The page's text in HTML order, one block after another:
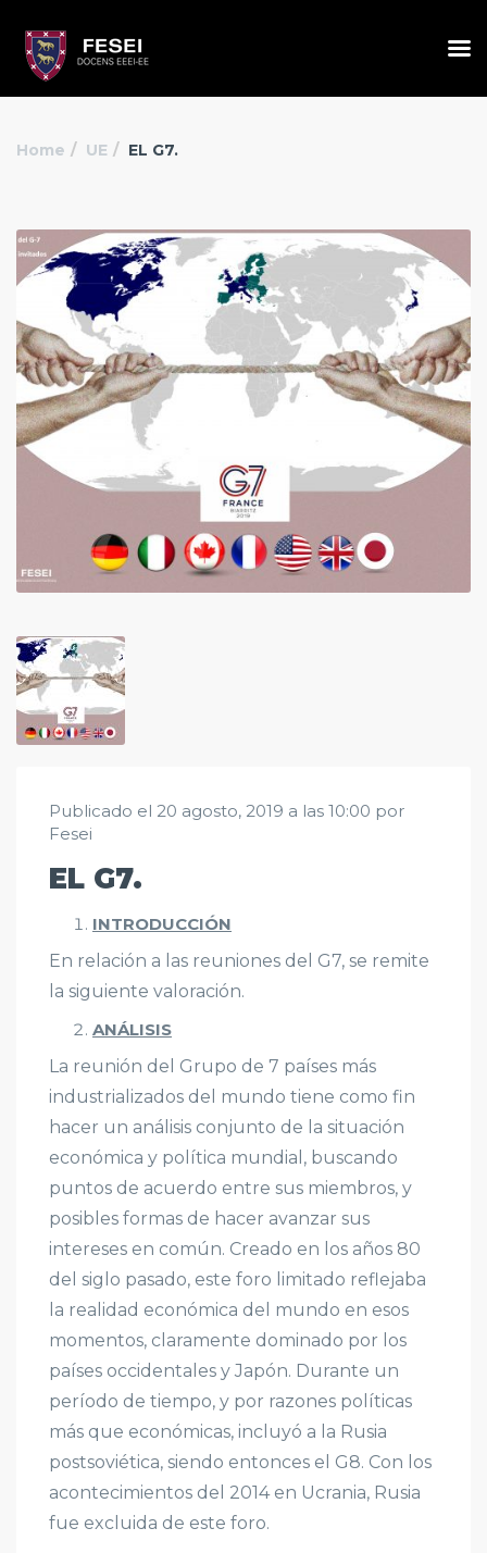
Home UE EL G7.
Publicado el 20 agosto, 2019 a las 10:00 por
Fesei
EL G7.
INTRODUCCIÓN
En relación a las reuniones del G7, se remite
la siguiente valoración.
ANÁLISIS
La reunión del Grupo de 7 países más
industrializados del mundo tiene como fin
hacer un análisis conjunto de la situación
económica y política mundial, buscando
puntos de acuerdo entre sus miembros, y
posibles formas de hacer avanzar sus
intereses en común. Creado en los años 80
del siglo pasado, este foro limitado reflejaba
la realidad económica del mundo en esos
momentos, claramente dominado por los
países occidentales y Japón. Durante un
período de tiempo, y por razones políticas
más que económicas, incluyó a la Rusia
postsoviética, siendo entonces el G8. Con los
acontecimientos del 2014 en Ucrania, Rusia
fue excluida de este foro.